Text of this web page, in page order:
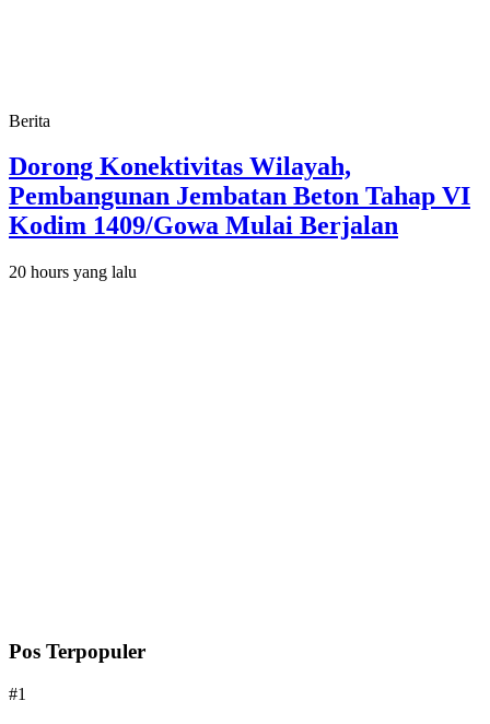
Berita
Dorong Konektivitas Wilayah,
Pembangunan Jembatan Beton Tahap VI
Kodim 1409/Gowa Mulai Berjalan
20 hours yang lalu
Pos Terpopuler
#1